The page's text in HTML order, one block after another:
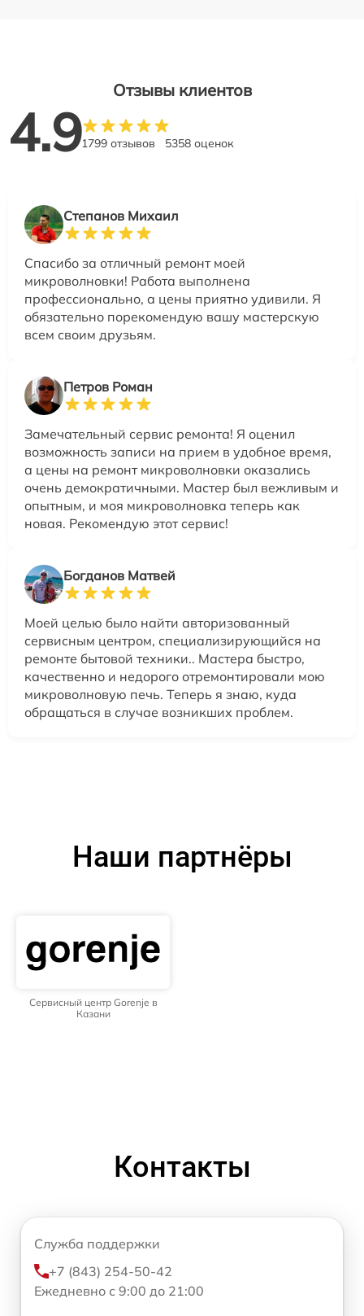
Отзывы клиентов
4.91799 отзывов 5358 оценок
Степанов Михаил
Спасибо за отличный ремонт моей
микроволновки! Работа выполнена
профессионально, а цены приятно удивили. Я
обязательно порекомендую вашу мастерскую
всем своим друзьям.
Петров Роман
Замечательный сервис ремонта! Я оценил
возможность записи на прием в удобное время,
а цены на ремонт микроволновки оказались
очень демократичными. Мастер был вежливым и
опытным, и моя микроволновка теперь как
новая. Рекомендую этот сервис!
Богданов Матвей
Моей целью было найти авторизованный
сервисным центром, специализирующийся на
ремонте бытовой техники.. Мастера быстро,
качественно и недорого отремонтировали мою
микроволновую печь. Теперь я знаю, куда
обращаться в случае возникших проблем.
Наши партнёры
Сервисный центр Gorenje в
Казани
Контакты
Служба поддержки
+7 (843) 254-50-42
Ежедневно с 9:00 до 21:00